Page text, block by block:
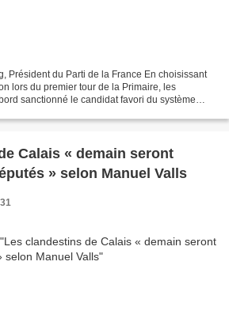
Président du Parti de la France En choisissant
lors du premier tour de la Primaire, les
sanctionné le candidat favori du système
Calais « demain seront
» selon Manuel Valls